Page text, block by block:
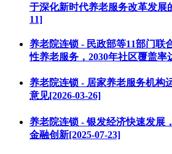
于深化新时代养老服务改革发展
11]
养老院连锁 - 民政部等11部门联
性养老服务，2030年社区覆盖率
养老院连锁 - 居家养老服务机构
意见[2026-03-26]
养老院连锁 - 银发经济快速发展
金融创新[2025-07-23]